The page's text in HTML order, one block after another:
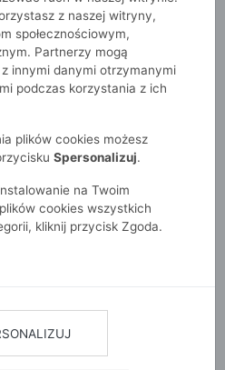
dla małego chłopca
z naszej witryny,
społecznościowym,
Partnerzy mogą
innymi danymi otrzymanymi
podczas korzystania z ich
plików cookies możesz
Spersonalizuj.
na Twoim
cookies wszystkich
kliknij przycisk Zgoda.